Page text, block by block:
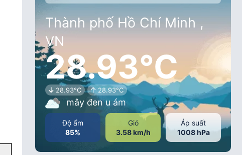
Thành phố Hồ Chí Minh ,
VN
28.93°C
28.93°C 28.93°C
mây đen u ám
Độ ẩm
85%
Gió
3.58 km/h
Áp suất
1008 hPa